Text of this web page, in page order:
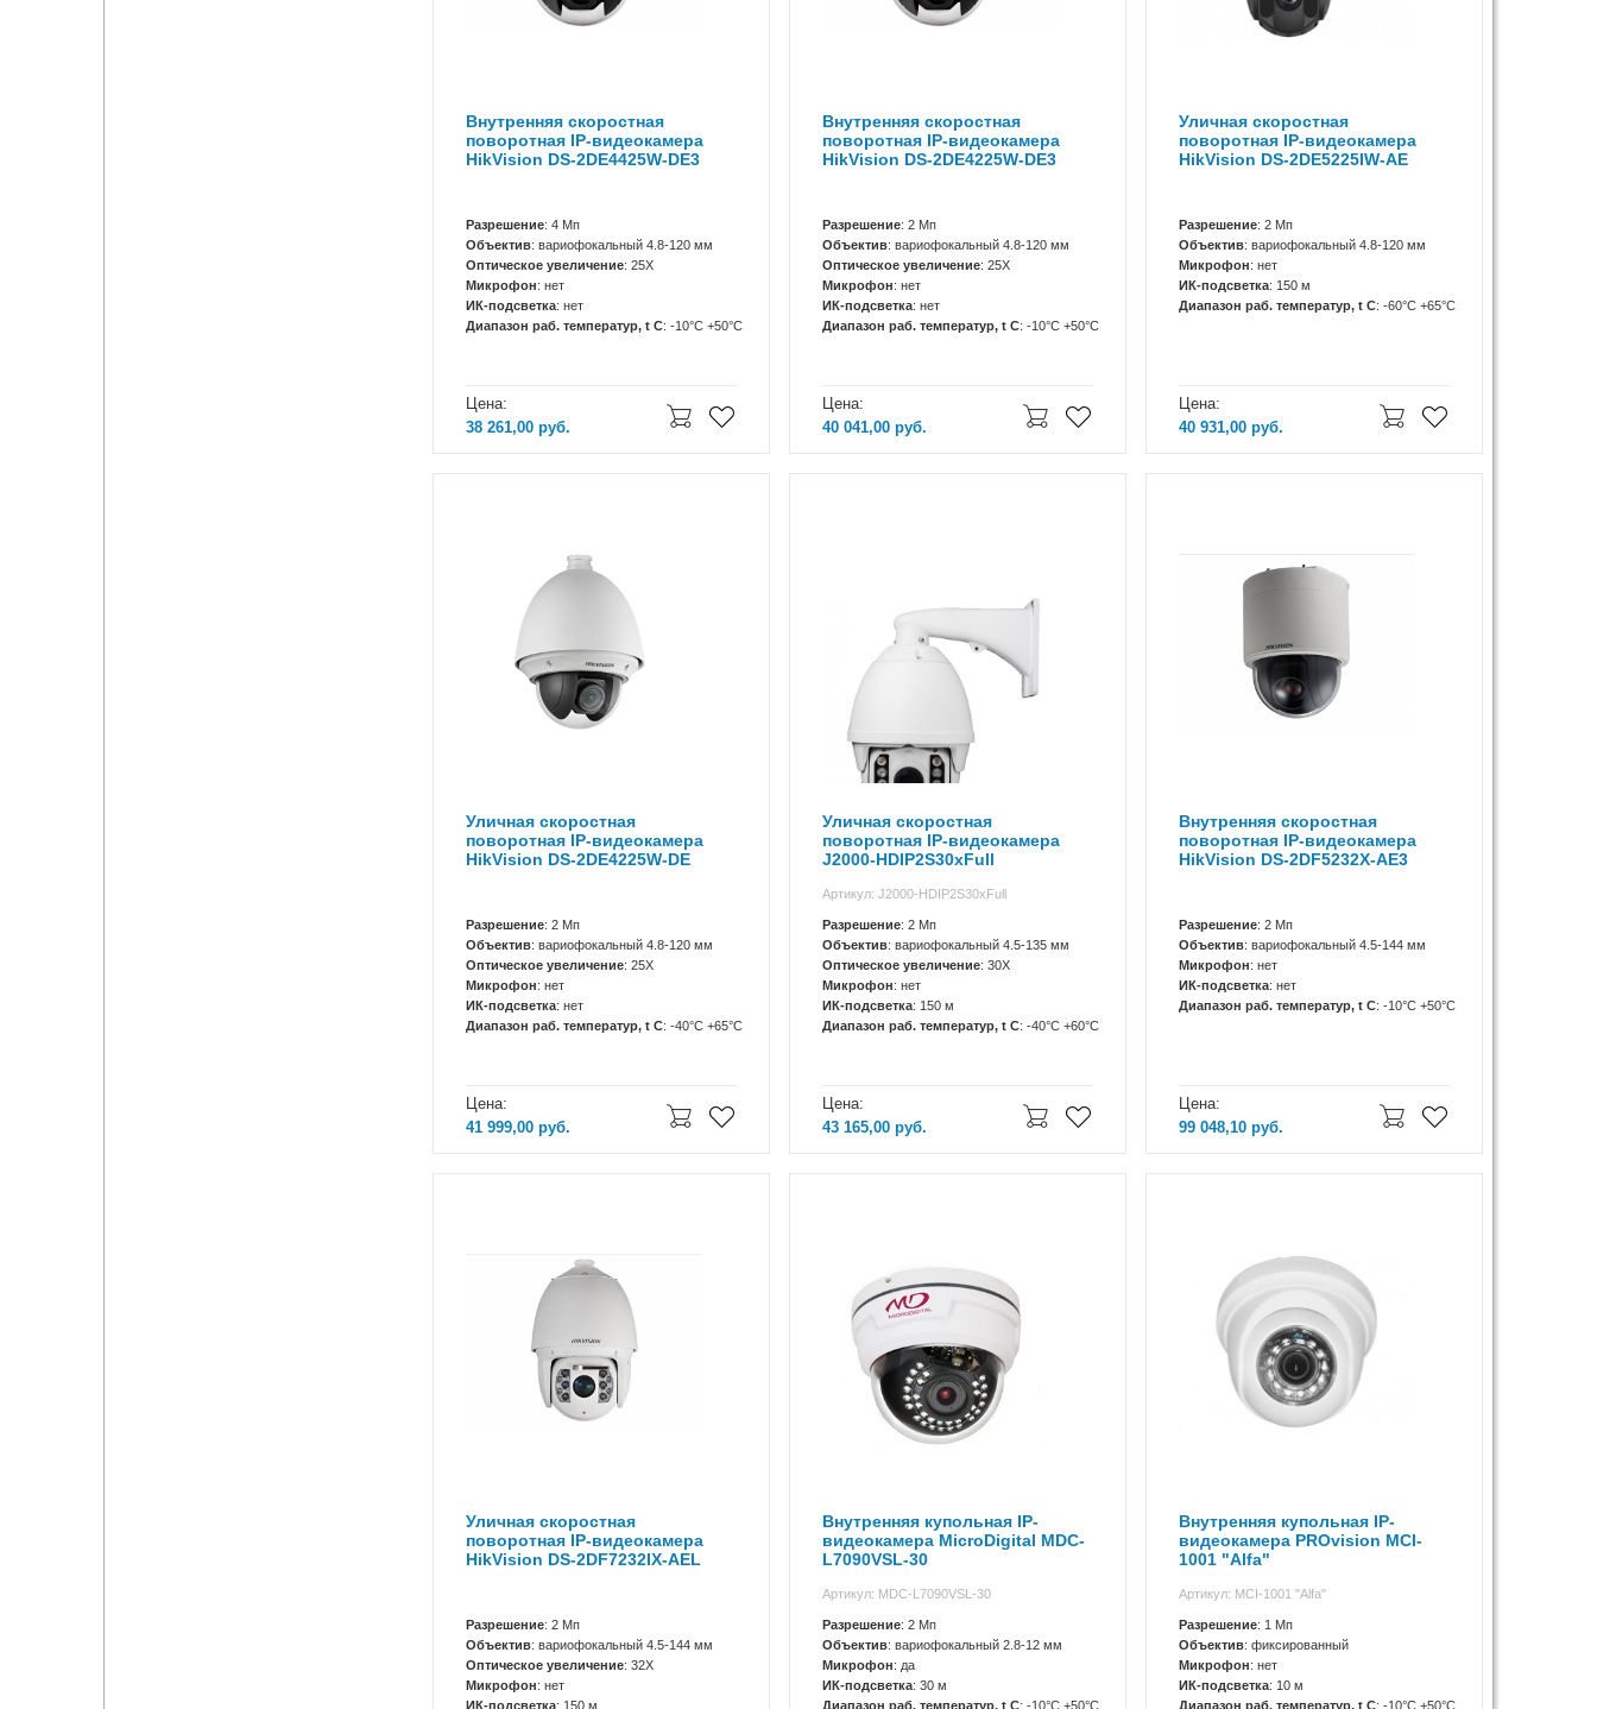
Внутренняя скоростная
поворотная IP-видеокамера
HikVision DS-2DE4425W-DE3
Разрешение: 4 Мп
Объектив: вариофокальный 4.8-120 мм
Оптическое увеличение: 25X
Микрофон: нет
ИК-подсветка: нет
Диапазон раб. температур, t C: -10°C +50°C
Цена:
38 261,00 руб.
Внутренняя скоростная
поворотная IP-видеокамера
HikVision DS-2DE4225W-DE3
Разрешение: 2 Мп
Объектив: вариофокальный 4.8-120 мм
Оптическое увеличение: 25X
Микрофон: нет
ИК-подсветка: нет
Диапазон раб. температур, t C: -10°C +50°C
Цена:
40 041,00руб.
Уличная скоростная
поворотная IP-видеокамера
HikVision DS-2DE5225IW-AE
Разрешение: 2 Мп
Объектив: вариофокальный 4.8-120 мм
Микрофон: нет
ИК-подсветка: 150 м
Диапазон раб. температур, t C: -60°C +65°C
Цена:
40 931,00руб.
Уличная скоростная
поворотная IP-видеокамера
HikVision DS-2DE4225W-DE
Разрешение: 2 Мп
Объектив: вариофокальный 4.8-120 мм
Оптическое увеличение: 25X
Микрофон: нет
ИК-подсветка: нет
Диапазон раб. температур, t C: -40°C +65°C
Цена:
41 999,00 руб.
Уличная скоростная
поворотная IP-видеокамера
J2000-HDIP2S30xFull
Артикул: J2000-HDIP2S30xFull
Разрешение: 2 Мп
Объектив: вариофокальный 4.5-135 мм
Оптическое увеличение: 30X
Микрофон: нет
ИК-подсветка: 150 м
Диапазон раб. температур, t C: -40°С +60°С
Цена:
43 165,00руб.
Внутренняя скоростная
поворотная IP-видеокамера
HikVision DS-2DF5232X-AE3
Разрешение: 2 Мп
Объектив: вариофокальный 4.5-144 мм
Микрофон: нет
ИК-подсветка: нет
Диапазон раб. температур, t C: -10°C +50°C
Цена:
99 048,10руб.
Уличная скоростная
поворотная IP-видеокамера
HikVision DS-2DF7232IX-AEL
Разрешение: 2 Мп
Объектив: вариофокальный 4.5-144 мм
Оптическое увеличение: 32X
Микрофон: нет
ИК-подсветка: 150 м
Внутренняя купольная IP-
видеокамера MicroDigital MDC-
L7090VSL-30
Артикул: MDC-L7090VSL-30
Разрешение: 2 Мп
Объектив: вариофокальный 2.8-12 мм
Микрофон: да
ИК-подсветка: 30 м
Диапазон раб. температур, t C: -10°C +50°C
Внутренняя купольная IP-
видеокамера PROvision MCI-
1001 "Alfa"
Артикул: MCI-1001 "Alfa"
Разрешение: 1 Мп
Объектив: фиксированный
Микрофон: нет
ИК-подсветка: 10 м
Диапазон раб. температур, t C: -10°C +50°C